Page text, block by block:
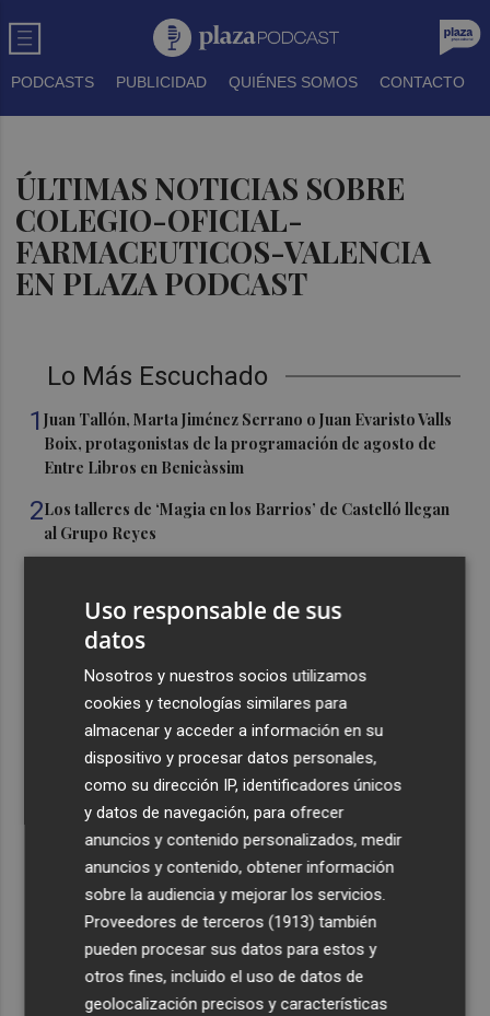
PODCASTS PUBLICIDAD QUIÉNES SOMOS CONTACTO
ÚLTIMAS NOTICIAS SOBRE
COLEGIO-OFICIAL-
FARMACEUTICOS-VALENCIA
EN PLAZA PODCAST
Lo Más Escuchado
1Juan Tallón, Marta Jiménez Serrano o Juan Evaristo Valls
Boix, protagonistas de la programación de agosto de
Entre Libros en Benicàssim
2Los talleres de ‘Magia en los Barrios’ de Castelló llegan
al Grupo Reyes
vegetación perdió el 51% de humedad en los meses
previos
La Generalitat destina 132 millones a 24 nuevas
infraestructuras sociosanitarias de mayores y personas
con discapacidad
La movilidad el 12 de agosto podría duplicarse por el
eclipse con hasta 1,5 millones de desplazamientos
adicionales
Recibe toda la actualidad de
Plaza Podcast en tu correo
Uso responsable de sus
datos
Nosotros y nuestros socios utilizamos
cookies y tecnologías similares para
almacenar y acceder a información en su
dispositivo y procesar datos personales,
como su dirección IP, identificadores únicos
y datos de navegación, para ofrecer
anuncios y contenido personalizados, medir
anuncios y contenido, obtener información
sobre la audiencia y mejorar los servicios.
Proveedores de terceros (1913) también
pueden procesar sus datos para estos y
otros fines, incluido el uso de datos de
geolocalización precisos y características